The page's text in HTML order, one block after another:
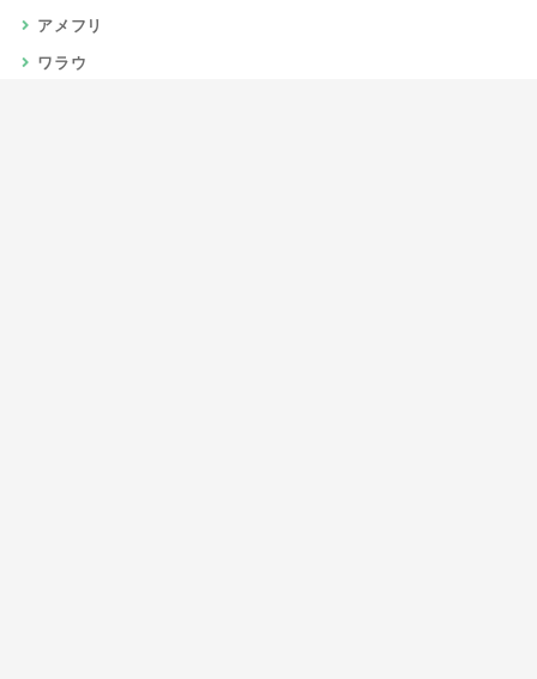
アメフリ
ワラウ